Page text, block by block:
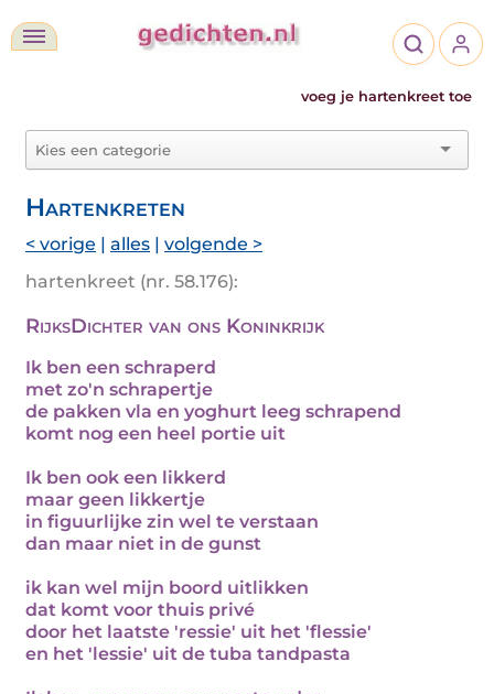
voeg je hartenkreet toe
Hartenkreten
< vorige | alles | volgende >
hartenkreet (nr. 58.176):
RijksDichter van ons Koninkrijk
Ik ben een schraperd
met zo'n schrapertje
de pakken vla en yoghurt leeg schrapend
komt nog een heel portie uit
Ik ben ook een likkerd
maar geen likkertje
in figuurlijke zin wel te verstaan
dan maar niet in de gunst
ik kan wel mijn boord uitlikken
dat komt voor thuis privé
door het laatste 'ressie' uit het 'flessie'
en het 'lessie' uit de tuba tandpasta